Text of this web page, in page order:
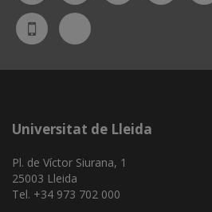
UdL
App
Bluesky
Universitat de Lleida
Pl. de Víctor Siurana, 1
25003 Lleida
Tel. +34 973 702 000